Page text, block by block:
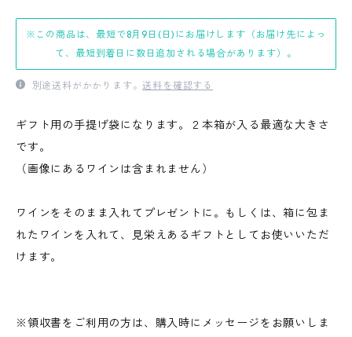
※この商品は、最短で8月9日(日)にお届けします（お届け先によっ
て、最短到着日に数日追加される場合があります）。
別途送料がかかります。送料を確認する
ギフト用の手提げ袋になります。２本箱が入る最適な大きさ
です。
（画像にあるワインは含まれません）
ワインをそのまま入れてプレゼントに。もしくは、箱に包ま
れたワインを入れて、見栄えあるギフトとしてお使いいただ
けます。
※領収書をご利用の方は、購入時にメッセージをお願いしま